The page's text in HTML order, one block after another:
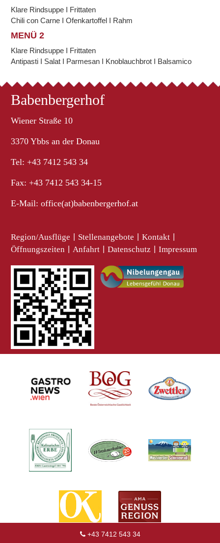
+43 7412 543 34
Klare Rindsuppe I Frittaten
Chili con Carne I Ofenkartoffel I Rahm
MENÜ 2
Klare Rindsuppe I Frittaten
Antipasti I Salat I Parmesan I Knoblauchbrot I Balsamico
Babenbergerhof
Wiener Straße 10
3370 Ybbs an der Donau
Tel: +43 7412 543 34
Fax: +43 7412 543 34-15
E-Mail:office(at)babenbergerhof.at
Region/Ausflüge Stellenangebote Kontakt
Öffnungszeiten Anfahrt Datenschutz Impressum